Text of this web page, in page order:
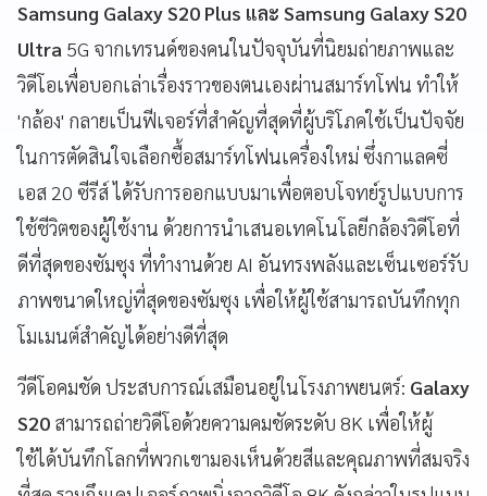
Samsung Galaxy S20 Plus และ Samsung Galaxy S20
Ultra 5G จากเทรนด์ของคนในปัจจุบันที่นิยมถ่ายภาพและ
วิดีโอเพื่อบอกเล่าเรื่องราวของตนเองผ่านสมาร์ทโฟน ทำให้
'กล้อง' กลายเป็นฟีเจอร์ที่สำคัญที่สุดที่ผู้บริโภคใช้เป็นปัจจัย
ในการตัดสินใจเลือกซื้อสมาร์ทโฟนเครื่องใหม่ ซึ่งกาแลคซี่
เอส 20 ซีรีส์ ได้รับการออกแบบมาเพื่อตอบโจทย์รูปแบบการ
ใช้ชีวิตของผู้ใช้งาน ด้วยการนำเสนอเทคโนโลยีกล้องวิดีโอที่
ดีที่สุดของซัมซุง ที่ทำงานด้วย AI อันทรงพลังและเซ็นเซอร์รับ
ภาพขนาดใหญ่ที่สุดของซัมซุง เพื่อให้ผู้ใช้สามารถบันทึกทุก
โมเมนต์สำคัญได้อย่างดีที่สุด
วีดีโอคมชัด ประสบการณ์เสมือนอยู่ในโรงภาพยนตร์: Galaxy
S20 สามารถถ่ายวิดีโอด้วยความคมชัดระดับ 8K เพื่อให้ผู้
ใช้ได้บันทึกโลกที่พวกเขามองเห็นด้วยสีและคุณภาพที่สมจริง